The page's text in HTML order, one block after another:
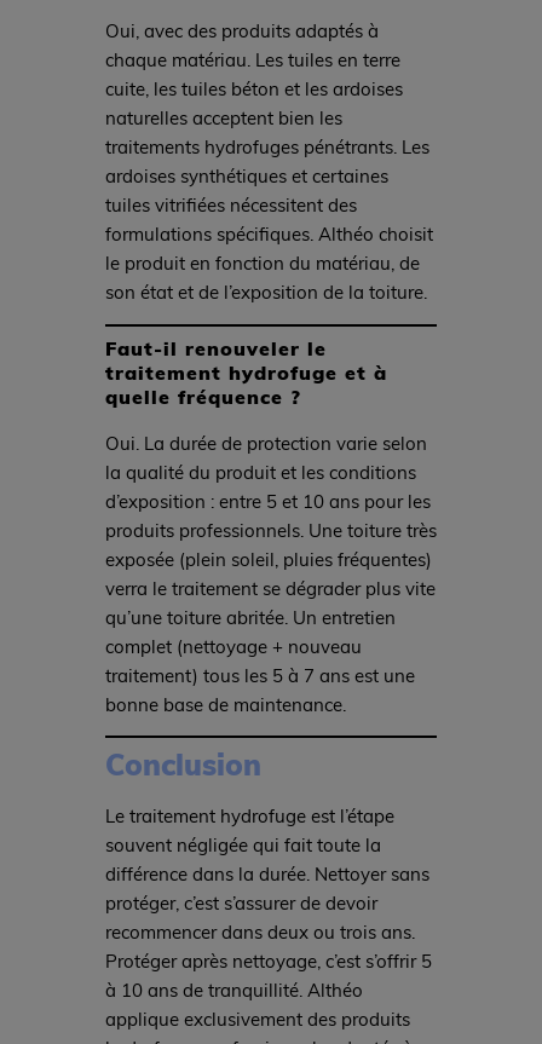
Oui, avec des produits adaptés à
chaque matériau. Les tuiles en terre
cuite, les tuiles béton et les ardoises
naturelles acceptent bien les
traitements hydrofuges pénétrants. Les
ardoises synthétiques et certaines
tuiles vitrifiées nécessitent des
formulations spécifiques. Althéo choisit
le produit en fonction du matériau, de
son état et de l’exposition de la toiture.
Faut-il renouveler le
traitement hydrofuge et à
quelle fréquence ?
Oui. La durée de protection varie selon
la qualité du produit et les conditions
d’exposition : entre 5 et 10 ans pour les
produits professionnels. Une toiture très
exposée (plein soleil, pluies fréquentes)
verra le traitement se dégrader plus vite
qu’une toiture abritée. Un entretien
complet (nettoyage + nouveau
traitement) tous les 5 à 7 ans est une
bonne base de maintenance.
Conclusion
Le traitement hydrofuge est l’étape
souvent négligée qui fait toute la
différence dans la durée. Nettoyer sans
protéger, c’est s’assurer de devoir
recommencer dans deux ou trois ans.
Protéger après nettoyage, c’est s’offrir 5
à 10 ans de tranquillité. Althéo
applique exclusivement des produits